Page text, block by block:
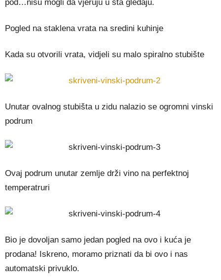
pod…nisu mogli da vjeruju u šta gledaju.
Pogled na staklena vrata na sredini kuhinje
Kada su otvorili vrata, vidjeli su malo spiralno stubište
Unutar ovalnog stubišta u zidu nalazio se ogromni vinski
podrum
Ovaj podrum unutar zemlje drži vino na perfektnoj
temperatruri
Bio je dovoljan samo jedan pogled na ovo i kuća je
prodana! Iskreno, moramo priznati da bi ovo i nas
automatski privuklo.